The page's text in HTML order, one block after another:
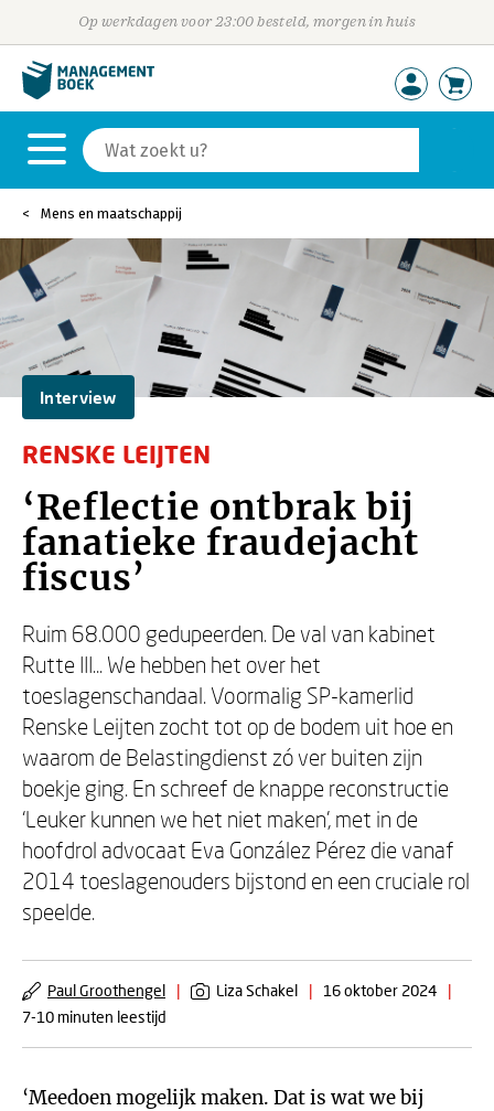
Op werkdagen voor 23:00 besteld, morgen in huis
Mens en maatschappij
Interview
RENSKE LEIJTEN
‘Reflectie ontbrak bij
fanatieke fraudejacht
fiscus’
Ruim 68.000 gedupeerden. De val van kabinet
Rutte III... We hebben het over het
toeslagenschandaal. Voormalig SP-kamerlid
Renske Leijten zocht tot op de bodem uit hoe en
waarom de Belastingdienst zó ver buiten zijn
boekje ging. En schreef de knappe reconstructie
‘Leuker kunnen we het niet maken’, met in de
hoofdrol advocaat Eva González Pérez die vanaf
2014 toeslagenouders bijstond en een cruciale rol
speelde.
Paul Groothengel | Liza Schakel | 16 oktober 2024
|
7-10 minuten leestijd
‘Meedoen mogelijk maken. Dat is wat we bij